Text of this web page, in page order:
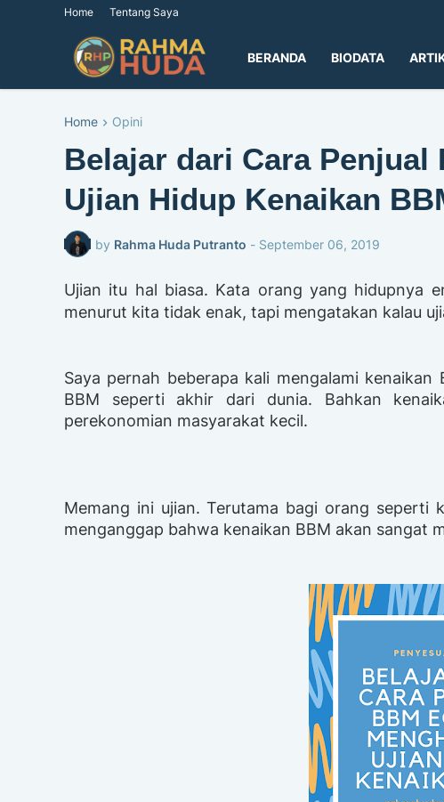
Home Tentang Saya
BERANDA BIODATA
Home Opini
Belajar dari Cara Penjual
Ujian Hidup Kenaikan
by Rahma Huda Putranto - September 06, 2019
Ujian itu hal biasa. Kata orang yang hidupnya
menurut kita tidak enak, tapi mengatakan kalau
Saya pernah beberapa kali mengalami
BBM seperti akhir dari dunia. Bahkan
perekonomian masyarakat kecil.
Memang ini ujian. Terutama bagi orang seperti
menganggap bahwa kenaikan BBM akan sangat